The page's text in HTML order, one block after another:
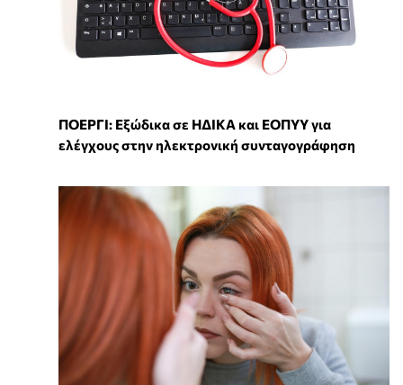
ΠΟΕΡΓΙ: Εξώδικα σε ΗΔΙΚΑ και ΕΟΠΥΥ για
ελέγχους στην ηλεκτρονική συνταγογράφηση